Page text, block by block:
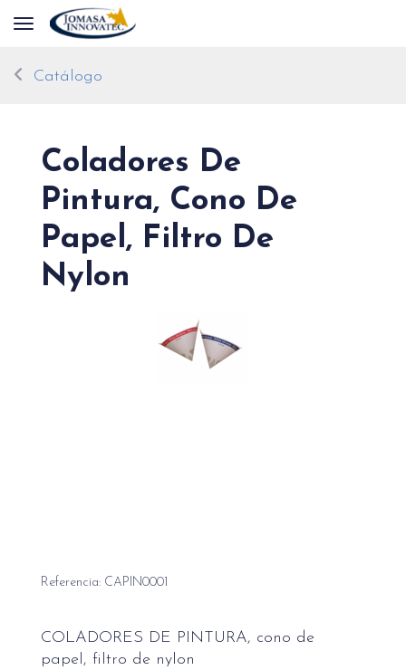
Toggle navigation
Catálogo
Coladores De
Pintura, Cono De
Papel, Filtro De
Nylon
Referencia: CAPIN0001
COLADORES DE PINTURA, cono de
papel, filtro de nylon